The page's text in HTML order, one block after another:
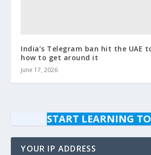
India’s Telegram ban hit the UAE
how to get around it
June 17, 2026
START LEARNING
YOUR IP ADDRESS